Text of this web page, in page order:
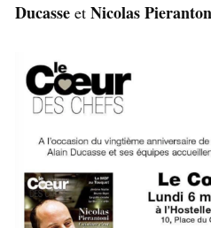
Ducasse et Nicolas